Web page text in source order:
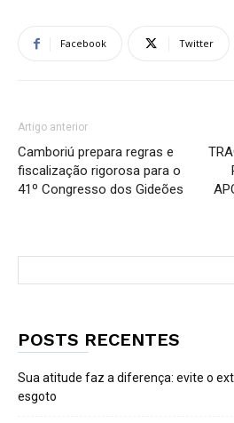
Facebook Twitter
Artigo anterior
Camboriú prepara regras e
fiscalização rigorosa para o
41º Congresso dos Gideões
POSTS RECENTES
Sua atitude faz a diferença: evite o
esgoto